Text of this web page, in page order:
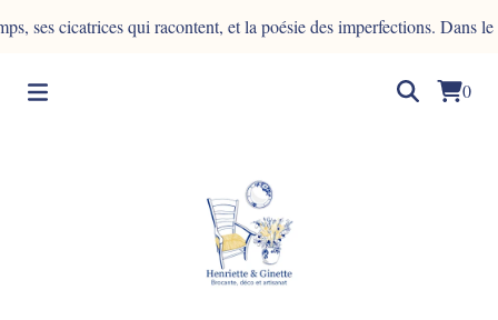
cicatrices qui racontent, et la poésie des imperfections. Dans
0